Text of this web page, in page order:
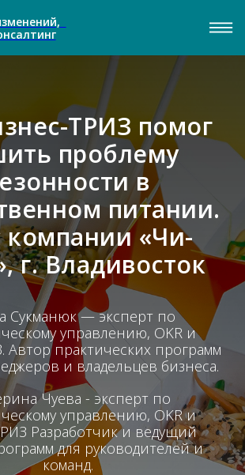
ТРИЗ помог
проблему
в
питании.
компании «Чи-
г. Владивосток
Сукманюк — эксперт по
управлению, OKR и
Автор практических программ
и владельцев бизнеса.
Чуева - эксперт по
управлению, OKR и
Разработчик и ведущий
для руководителей и
команд.